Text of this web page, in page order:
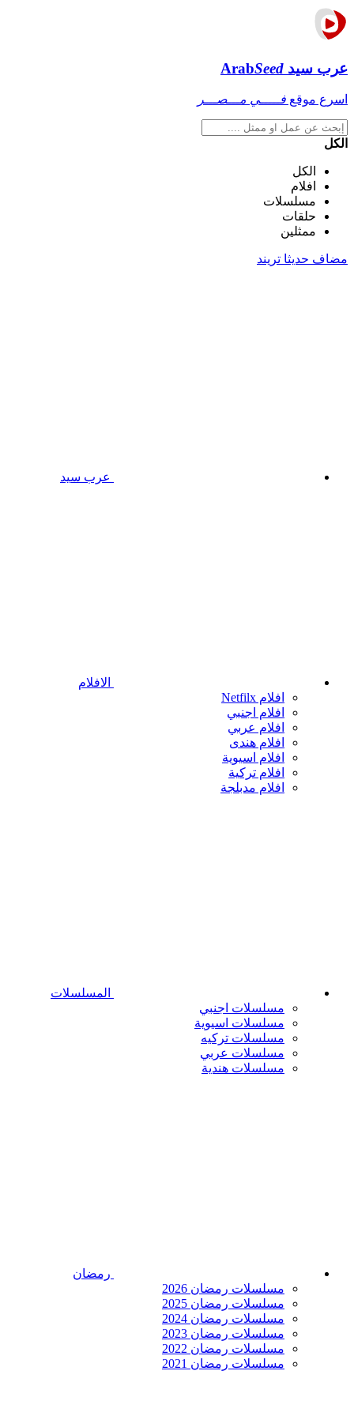
عرب سيد ArabSeed
اسرع موقع فـــــي مـــصـــر
الكل
الكل
افلام
مسلسلات
حلقات
ممثلين
مضاف حديثا تريند
عرب سيد
الافلام
افلام Netfilx
افلام اجنبي
افلام عربي
افلام هندى
افلام اسيوية
افلام تركية
افلام مدبلجة
المسلسلات
مسلسلات اجنبي
مسلسلات اسيوية
مسلسلات تركيه
مسلسلات عربي
مسلسلات هندية
رمضان
مسلسلات رمضان 2026
مسلسلات رمضان 2025
مسلسلات رمضان 2024
مسلسلات رمضان 2023
مسلسلات رمضان 2022
مسلسلات رمضان 2021